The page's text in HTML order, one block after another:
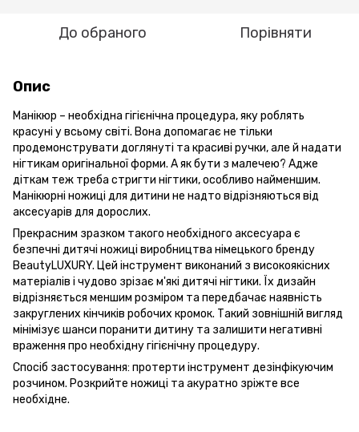
До обраного Порівняти
Опис
Манікюр – необхідна гігієнічна процедура, яку роблять
красуні у всьому світі. Вона допомагає не тільки
продемонструвати доглянуті та красиві ручки, але й надати
нігтикам оригінальної форми. А як бути з малечею? Адже
діткам теж треба стригти нігтики, особливо найменшим.
Манікюрні ножиці для дитини не надто відрізняються від
аксесуарів для дорослих.
Прекрасним зразком такого необхідного аксесуара є
безпечні дитячі ножиці виробництва німецького бренду
BeautyLUXURY. Цей інструмент виконаний з високоякісних
матеріалів і чудово зрізає м'які дитячі нігтики. Їх дизайн
відрізняється меншим розміром та передбачає наявність
закруглених кінчиків робочих кромок. Такий зовнішній вигляд
мінімізує шанси поранити дитину та залишити негативні
враження про необхідну гігієнічну процедуру.
Спосіб застосування: протерти інструмент дезінфікуючим
розчином. Розкрийте ножиці та акуратно зріжте все
необхідне.